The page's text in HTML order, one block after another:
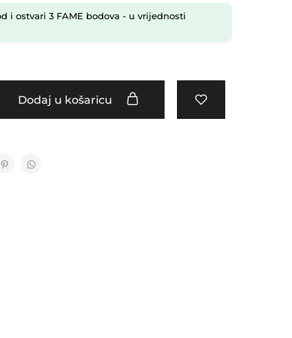
i ostvari 3FAME bodova - u vrijednosti
Dodaj u košaricu